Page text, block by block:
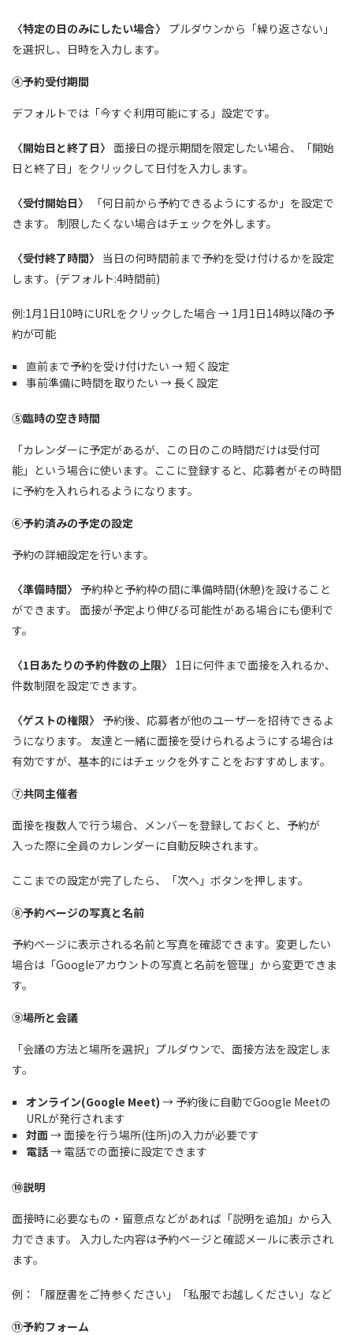
〈特定の日のみにしたい場合〉 プルダウンから「繰り返さない」
を選択し、日時を入力します。
④予約受付期間
デフォルトでは「今すぐ利用可能にする」設定です。
〈開始日と終了日〉 面接日の提示期間を限定したい場合、「開始
日と終了日」をクリックして日付を入力します。
〈受付開始日〉
「何日前から予約できるようにするか」を設定で
きます。 制限したくない場合はチェックを外します。
〈受付終了時間〉 当日の何時間前まで予約を受け付けるかを設定
します。(デフォルト:4時間前)
例:1月1日10時にURLをクリックした場合 → 1月1日14時以降の予
約が可能
直前まで予約を受け付けたい → 短く設定
事前準備に時間を取りたい → 長く設定
⑤臨時の空き時間
「カレンダーに予定があるが、この日のこの時間だけは受付可
能」という場合に使います。ここに登録すると、応募者がその時間
に予約を入れられるようになります。
⑥予約済みの予定の設定
予約の詳細設定を行います。
〈準備時間〉 予約枠と予約枠の間に準備時間(休憩)を設けること
ができます。 面接が予定より伸びる可能性がある場合にも便利で
す。
〈1日あたりの予約件数の上限〉 1日に何件まで面接を入れるか、
件数制限を設定できます。
〈ゲストの権限〉 予約後、応募者が他のユーザーを招待できるよ
うになります。 友達と一緒に面接を受けられるようにする場合は
有効ですが、基本的にはチェックを外すことをおすすめします。
⑦共同主催者
面接を複数人で行う場合、メンバーを登録しておくと、予約が
入った際に全員のカレンダーに自動反映されます。
ここまでの設定が完了したら、「次へ」ボタンを押します。
⑧予約ページの写真と名前
予約ページに表示される名前と写真を確認できます。変更したい
場合は「Googleアカウントの写真と名前を管理」から変更できま
す。
⑨場所と会議
「会議の方法と場所を選択」プルダウンで、面接方法を設定しま
す。
オンライン(Google Meet) → 予約後に自動でGoogle Meetの
URLが発行されます
対面→ 面接を行う場所(住所)の入力が必要です
電話→ 電話での面接に設定できます
⑩説明
面接時に必要なもの・留意点などがあれば「説明を追加」から入
力できます。 入力した内容は予約ページと確認メールに表示され
ます。
例：「履歴書をご持参ください」「私服でお越しください」など
⑪予約フォーム